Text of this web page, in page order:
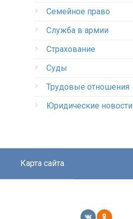
Семейное право
Служба в армии
Страхование
Суды
Трудовые отношения
Юридические новости
Карта сайта